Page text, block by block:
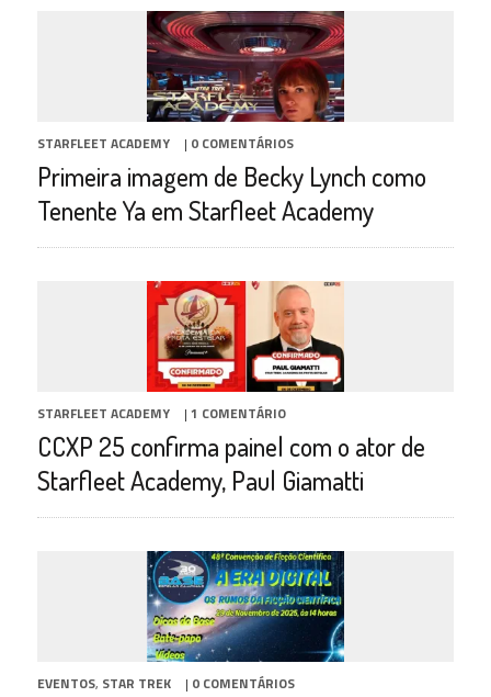
STARFLEET ACADEMY | 0 COMENTÁRIOS
Primeira imagem de Becky Lynch como
Tenente Ya em Starfleet Academy
STARFLEET ACADEMY | 1 COMENTÁRIO
CCXP 25 confirma painel com o ator de
Starfleet Academy, Paul Giamatti
EVENTOS, STAR TREK | 0 COMENTÁRIOS